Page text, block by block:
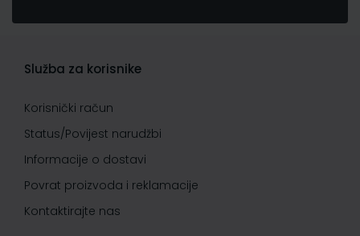
Služba za korisnike
Korisnički račun
Status/Povijest narudžbi
Informacije o dostavi
Povrat proizvoda i reklamacije
Kontaktirajte nas